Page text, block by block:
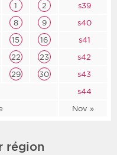
Nov »
1 2
s39
8 9
s40
15 16
s41
22 23
s42
29 30
s43
s44
région